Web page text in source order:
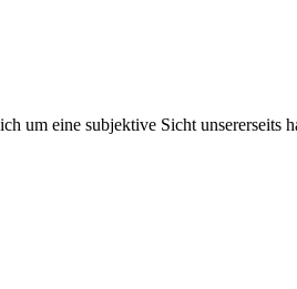
um eine subjektive Sicht